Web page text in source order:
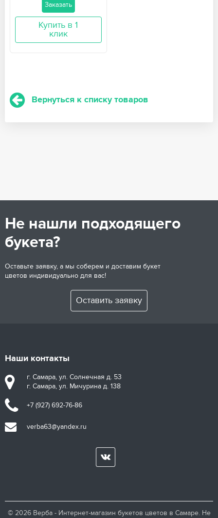
Заказать
Купить в 1
клик
Вернуться к списку товаров
Не нашли подходящего
букета?
Оставьте заявку, а мы соберем и доставим букет
цветов индивидуально для вас!
Оставить заявку
Наши контакты
г. Самара, ул. Солнечная д. 53
г. Самара, ул. Мичурина д. 138
+7 (927) 692-76-86
verba63@yandex.ru
© 2026 Верба - Интернет-магазин букетов цветов в Самаре. Не